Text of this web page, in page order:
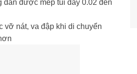
dán được mép túi dày 0.02 đến
vỡ nát, va đập khi di chuyển